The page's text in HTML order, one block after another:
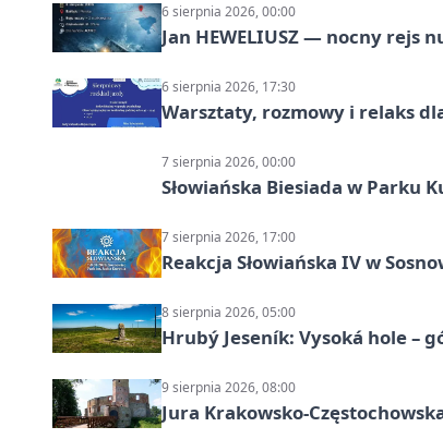
6 sierpnia 2026, 00:00
Jan HEWELIUSZ — nocny rejs
6 sierpnia 2026, 17:30
Warsztaty, rozmowy i relaks
7 sierpnia 2026, 00:00
Słowiańska Biesiada w Parku
7 sierpnia 2026, 17:00
Reakcja Słowiańska IV w
8 sierpnia 2026, 05:00
Hrubý Jeseník: Vysoká hole –
9 sierpnia 2026, 08:00
Jura Krakowsko-